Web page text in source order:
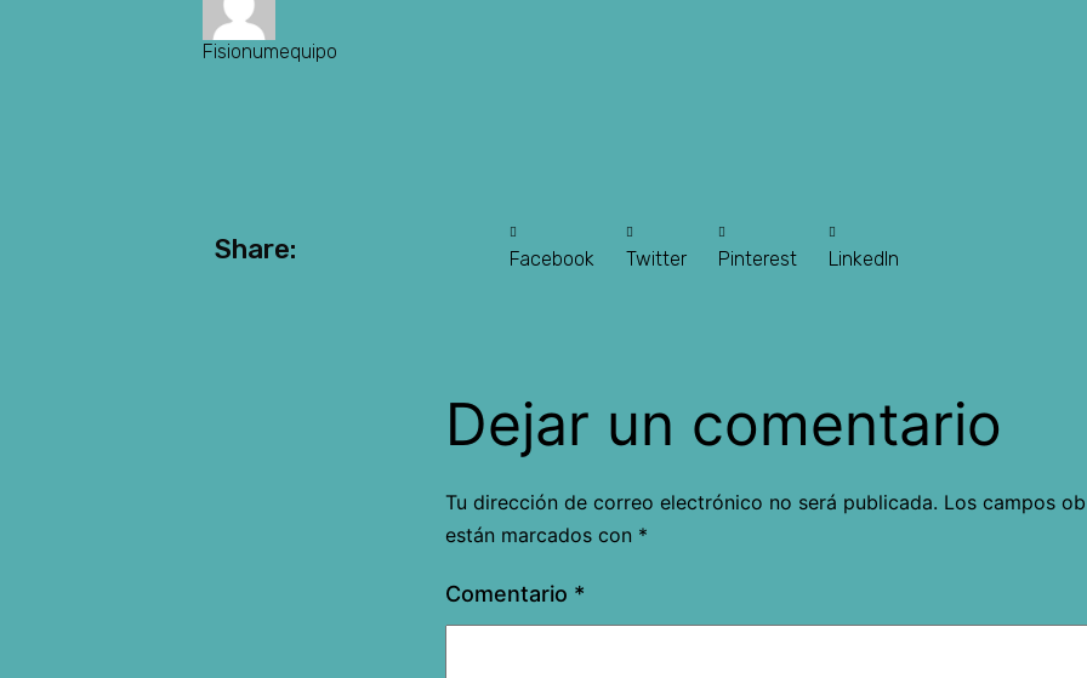
Fisionumequipo
Share: Facebook Twitter Pinterest LinkedIn
Dejar un comentario
Tu dirección de correo electrónico no será publicada. Los campos
están marcados con *
Comentario *